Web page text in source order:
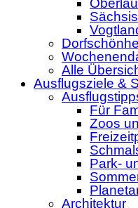
Alle
Ausflugsziele &
Für
Zoos
Park-
Architektur